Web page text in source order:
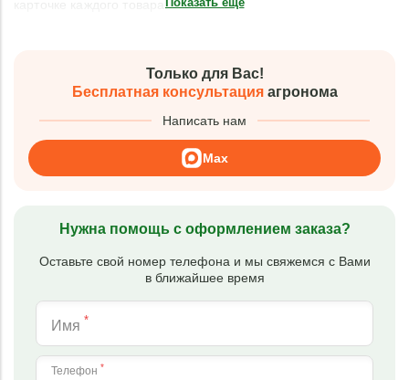
карточке каждого товара.
Только для Вас!
Бесплатная консультацияагронома
Написать нам
Max
Нужна помощь с оформлением заказа?
Оставьте свой номер телефона и мы свяжемся с Вами
в ближайшее время
Имя *
Телефон *